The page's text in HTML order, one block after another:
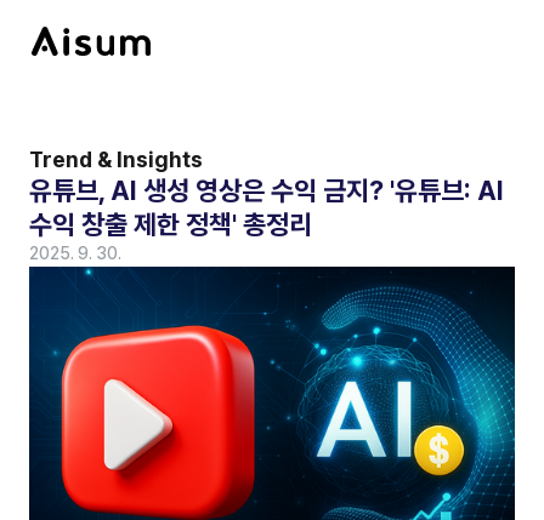
Trend & Insights
유튜브, AI 생성 영상은 수익 금지? '유튜브: AI
수익 창출 제한 정책' 총정리
2025. 9. 30.